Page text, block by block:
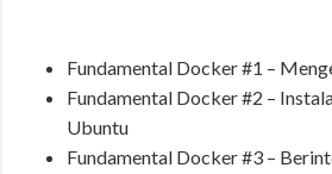
Fundamental Docker #1 –
Fundamental Docker #2 –
Ubuntu
Fundamental Docker #3 –